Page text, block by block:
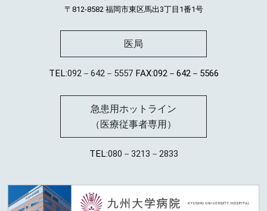
〒812-8582福岡市東区馬出3丁目1番1号
医局
TEL:092－642－5557FAX:092－642－5566
急患用ホットライン
（医療従事者専用）
TEL:080－3213－2833